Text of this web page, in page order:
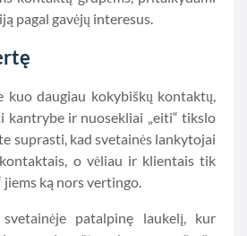
pagal gavėjų interesus.
kuo daugiau kokybiškų kontaktų,
kantrybe ir nuosekliai „eiti“ tikslo
suprasti, kad svetainės lankytojai
o vėliau ir klientais tik
jiems ką nors vertingo.
patalpinę laukelį, kur